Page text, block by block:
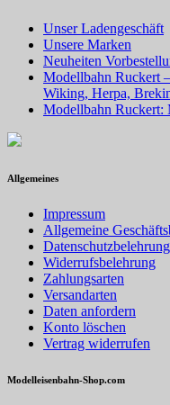
Unser Ladengeschäft
Unsere Marken
Neuheiten
Modellbahn Ruckert
Wiking, Herpa,
Modellbahn Ruckert:
Allgemeines
Impressum
Allgemeine
Datenschutzbelehrung
Widerrufsbelehrung
Zahlungsarten
Versandarten
Daten anfordern
Konto löschen
Vertrag widerrufen
Modelleisenbahn-Shop.com